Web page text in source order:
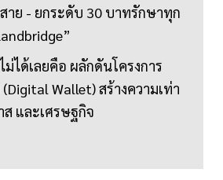
าย - ยกระดับ 30 บาทรักษาทุก
ได้เลยคือ ผลักดันโครงการ
Wallet) สร้างความเท่า
ส และเศรษฐกิจ